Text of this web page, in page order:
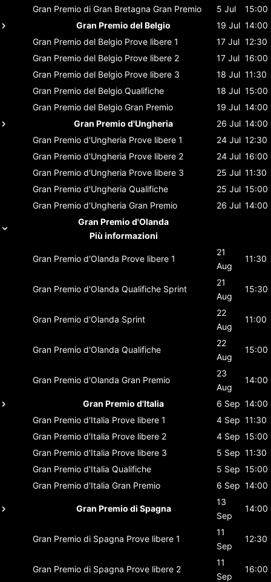
Gran Premio di Gran Bretagna Gran Premio 5 Jul
15:00
Gran Premio del Belgio
19 Jul 14:00
Gran Premio del Belgio Prove libere 1 17 Jul 12:30
Gran Premio del Belgio Prove libere 2 17 Jul 16:00
Gran Premio del Belgio Prove libere 3 18 Jul 11:30
Gran Premio del Belgio Qualifiche 18 Jul 15:00
Gran Premio del Belgio Gran Premio 19 Jul 14:00
Gran Premio d'Ungheria
26 Jul 14:00
Gran Premio d'Ungheria Prove libere 1 24 Jul 12:30
Gran Premio d'Ungheria Prove libere 2 24 Jul 16:00
Gran Premio d'Ungheria Prove libere 3 25 Jul 11:30
Gran Premio d'Ungheria Qualifiche 25 Jul 15:00
Gran Premio d'Ungheria Gran Premio 26 Jul 14:00
Gran Premio d'Olanda
Più informazioni
Gran Premio d'Olanda Prove libere 1
21
Aug
11:30
Gran Premio d'Olanda Qualifiche Sprint
21
Aug
15:30
Gran Premio d'Olanda Sprint
22
Aug
11:00
Gran Premio d'Olanda Qualifiche
22
Aug
15:00
Gran Premio d'Olanda Gran Premio
23
Aug
14:00
Gran Premio d'Italia 6 Sep 14:00
Gran Premio d'Italia Prove libere 1 4 Sep 11:30
Gran Premio d'Italia Prove libere 2 4 Sep 15:00
Gran Premio d'Italia Prove libere 3 5 Sep 11:30
Gran Premio d'Italia Qualifiche 5 Sep 15:00
Gran Premio d'Italia Gran Premio 6 Sep 14:00
Gran Premio di Spagna
13
Sep
14:00
Gran Premio di Spagna Prove libere 1
11
Sep
12:30
Gran Premio di Spagna Prove libere 2
11
Sep
16:00